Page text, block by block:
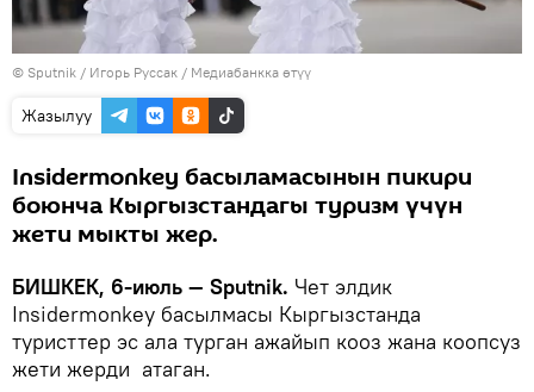
© Sputnik / Игорь Руссак / Медиабанкка өтүү
Жазылуу
Insidermonkey басыламасынын пикири
боюнча Кыргызстандагы туризм үчүн
жети мыкты жер.
БИШКЕК, 6-июль — Sputnik. Чет элдик
Insidermonkey басылмасы Кыргызстанда
туристтер эс ала турган ажайып кооз жана коопсуз
жети жерди атаган.